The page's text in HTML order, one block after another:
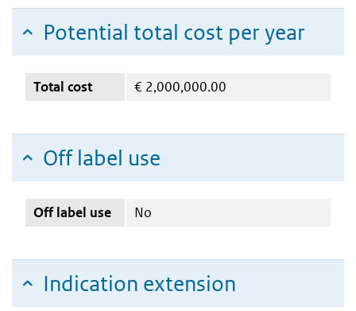
Potential total cost per year
Total cost € 2,000,000.00
Off label use
Off label use No
Indication extension